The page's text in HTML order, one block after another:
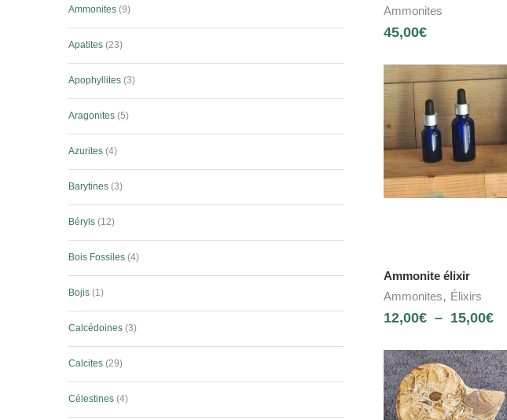
Ammonites
45,00€
Ammonite élixir
Ammonites, Élixirs
12,00€ – 15,00€
Ammonites 9
Apatites 23
Apophyllites 3
Aragonites 5
Azurites 4
Barytines 3
Béryls 12
Bois Fossiles 4
Bojis 1
Calcédoines 3
Calcites 29
Célestines 4